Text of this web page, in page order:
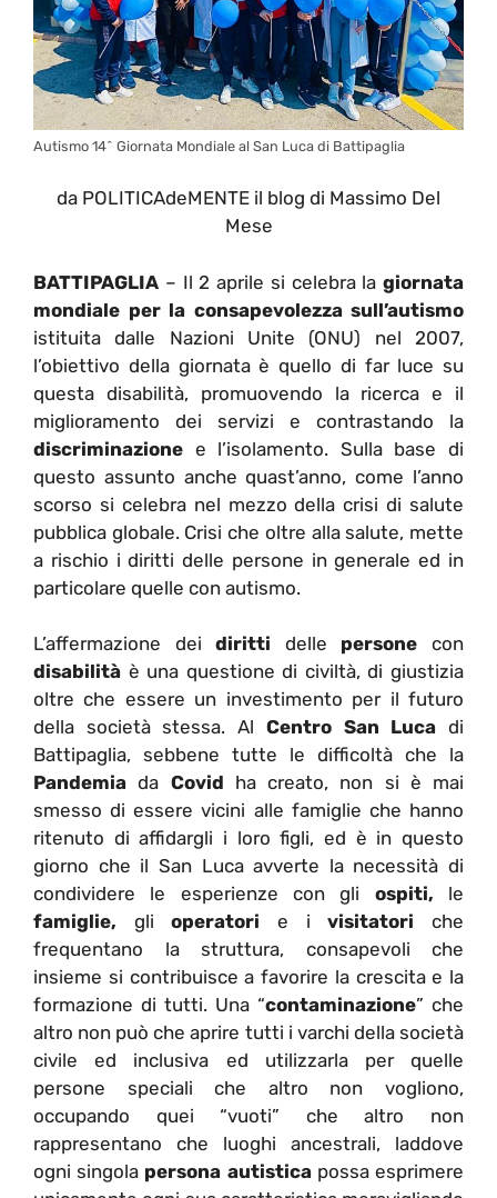
Autismo 14^ Giornata Mondiale al San Luca di Battipaglia
da POLITICAdeMENTE il blog di Massimo Del
Mese
BATTIPAGLIA – Il 2 aprile si celebra la giornata
mondiale per la consapevolezza sull’autismo
istituita dalle Nazioni Unite (ONU) nel 2007,
l’obiettivo della giornata è quello di far luce su
questa disabilità, promuovendo la ricerca e il
miglioramento dei servizi e contrastando la
discriminazione e l’isolamento. Sulla base di
questo assunto anche quast’anno, come l’anno
scorso si celebra nel mezzo della crisi di salute
pubblica globale. Crisi che oltre alla salute, mette
a rischio i diritti delle persone in generale ed in
particolare quelle con autismo.
L’affermazione deidiritti delle persone con
disabilità è una questione di civiltà, di giustizia
oltre che essere un investimento per il futuro
della società stessa. Al Centro San Luca di
Battipaglia, sebbene tutte le difficoltà che la
Pandemia da Covid ha creato, non si è mai
smesso di essere vicini alle famiglie che hanno
ritenuto di affidargli i loro figli, ed è in questo
giorno che il San Luca avverte la necessità di
condividere le esperienze con gli ospiti, le
famiglie, glioperatori e ivisitatori che
frequentano la struttura, consapevoli che
insieme si contribuisce a favorire la crescita e la
formazione di tutti. Una “contaminazione” che
altro non può che aprire tutti i varchi della società
civile ed inclusiva ed utilizzarla per quelle
persone speciali che altro non vogliono,
occupando quei “vuoti” che altro non
rappresentano che luoghi ancestrali, laddove
ogni singola persona autisticapossa esprimere